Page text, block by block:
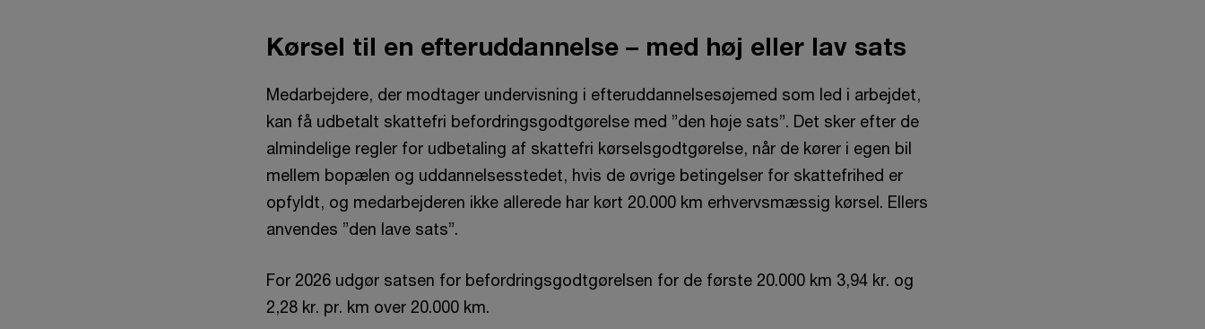
Kørsel til en efteruddannelse – med høj eller lav sats
Medarbejdere, der modtager undervisning i efteruddannelsesøjemed som led i arbejdet,
kan få udbetalt skattefri befordringsgodtgørelse med ”den høje sats”. Det sker efter de
almindelige regler for udbetaling af skattefri kørselsgodtgørelse, når de kører i egen bil
mellem bo­pælen og uddannelsesstedet, hvis de øvrige betingelser for skattefrihed er
opfyldt, og medarbejderen ikke allerede har kørt 20.000 km erhvervsmæssig kørsel. Ellers
anvendes ”den lave sats”.
For 2026 udgør satsen for befordringsgodt­gørelsen for de første 20.000 km 3,94 kr. og
2,28 kr. pr. km over 20.000 km.